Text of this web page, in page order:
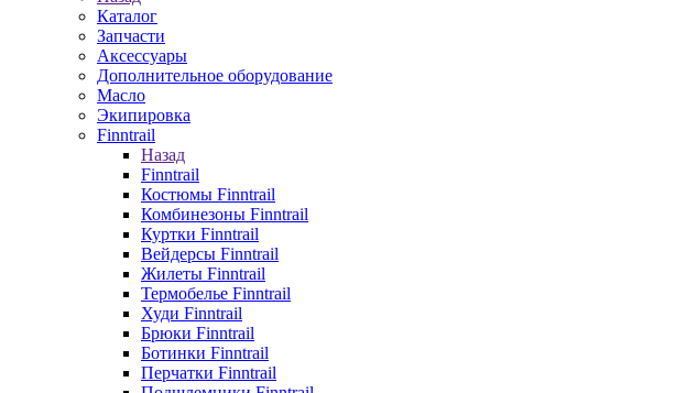
Каталог
Запчасти
Аксессуары
Дополнительное оборудование
Масло
Экипировка
Finntrail
Назад
Finntrail
Костюмы Finntrail
Комбинезоны Finntrail
Куртки Finntrail
Вейдерсы Finntrail
Жилеты Finntrail
Термобелье Finntrail
Худи Finntrail
Брюки Finntrail
Ботинки Finntrail
Перчатки Finntrail